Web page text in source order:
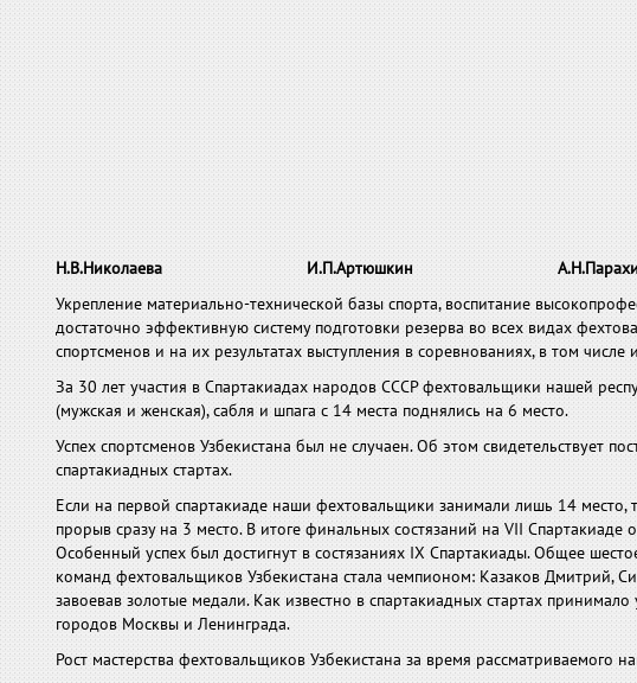
Н.В.Николаева И.П.Артюшкин
Укрепление материально-технической базы спорта, воспитание
достаточно эффективную систему подготовки резерва во всех видах
спортсменов и на их результатах выступления в соревнованиях, в том
За 30 лет участия в Спартакиадах народов СССР фехтовальщики нашей
(мужская и женская), сабля и шпага с 14 места поднялись на 6 место.
Успех спортсменов Узбекистана был не случаен. Об этом свидетельствует
спартакиадных стартах.
Если на первой спартакиаде наши фехтовальщики занимали лишь 14
прорыв сразу на 3 место. В итоге финальных состязаний на VII
Особенный успех был достигнут в состязаниях IX Спартакиады. Общее
команд фехтовальщиков Узбекистана стала чемпионом: Казаков Дмитрий,
завоевав золотые медали. Как известно в спартакиадных стартах
городов Москвы и Ленинграда.
Рост мастерства фехтовальщиков Узбекистана за время